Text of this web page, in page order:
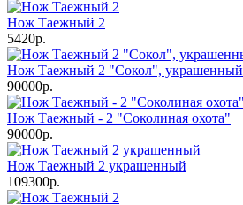
Нож Таежный 2
5420р.
Нож Таежный 2 "Сокол", украшенный
90000р.
Нож Таежный - 2 "Соколиная охота"
90000р.
Нож Таежный 2 украшенный
109300р.